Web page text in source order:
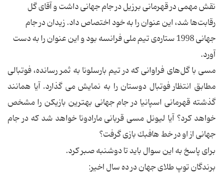
نقش مهمی در قهرمانی برزیل در جام جهانی داشت و آقای گل
رقابت‌ها شد، این عنوان را به خود اختصاص داد. زیدان در جام
جهانی 1998 ستاره‌ی تیم ملی فرانسه بود و این عنوان را به دست
آورد.
مسی با گل‌های فراوانی كه در تیم بارسلونا به ثمر رسانده، فوتبالی
مطابق انتظار فوتبال دوستان را به نمایش می گذارد. آیا همانند
گذشته قهرمانی اسپانیا در جام جهانی بهترین بازیكن را مشخص
خواهد كرد؟ آیا لیونل مسی قربانی مارادونا خواهد شد كه در جام
جهانی از او در خط هافبك بازی گرفت؟
برای پاسخ به این سوال‌ باید تا دوشنبه صبر كرد.
برندگان توپ طلای جهان در ده سال اخیر: